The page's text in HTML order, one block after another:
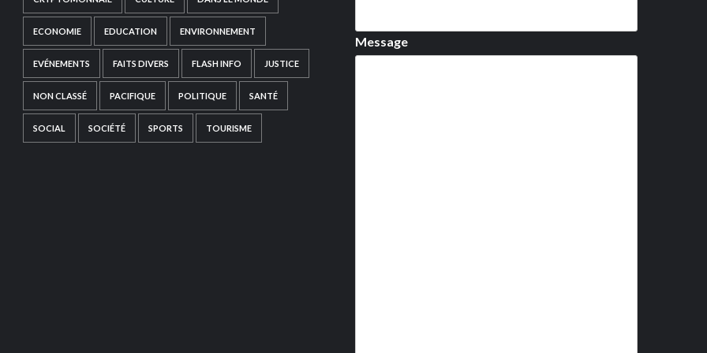
ECONOMIE EDUCATION ENVIRONNEMENT
EVÉNEMENTS FAITS DIVERS FLASH INFO JUSTICE
NON CLASSÉ PACIFIQUE POLITIQUE SANTÉ
SOCIAL SOCIÉTÉ SPORTS TOURISME
Message